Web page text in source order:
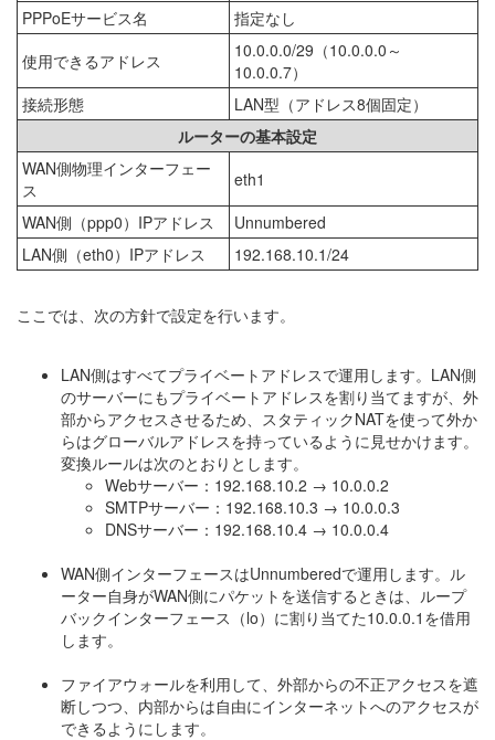
PPPoEサービス名
指定なし
使用できるアドレス
10.0.0.0/29（10.0.0.0～
10.0.0.7）
接続形態
LAN型（アドレス8個固定）
ルーターの基本設定
WAN側物理インターフェー
ス
eth1
WAN側（ppp0）IPアドレス
Unnumbered
LAN側（eth0）IPアドレス
192.168.10.1/24
ここでは、次の方針で設定を行います。
LAN側はすべてプライベートアドレスで運用します。LAN側
のサーバーにもプライベートアドレスを割り当てますが、外
部からアクセスさせるため、スタティックNATを使って外か
らはグローバルアドレスを持っているように見せかけます。
変換ルールは次のとおりとします。
Webサーバー：192.168.10.2 → 10.0.0.2
SMTPサーバー：192.168.10.3 → 10.0.0.3
DNSサーバー：192.168.10.4 → 10.0.0.4
WAN側インターフェースはUnnumberedで運用します。ル
ーター自身がWAN側にパケットを送信するときは、ループ
バックインターフェース（lo）に割り当てた10.0.0.1を借用
します。
ファイアウォールを利用して、外部からの不正アクセスを遮
断しつつ、内部からは自由にインターネットへのアクセスが
できるようにします。